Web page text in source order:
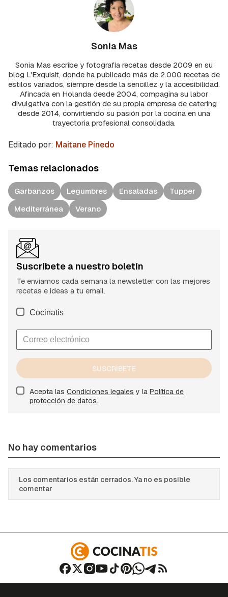
Sonia Mas
Sonia Mas escribe y fotografía recetas desde 2009 en su
blog L'Exquisit, donde ha publicado más de 2.000 recetas de
estilos variados, siempre desde la sencillez y la accesibilidad.
Afincada en Holanda desde 2004, compagina su labor
divulgativa con la gestión de su propia empresa de catering
desde 2014, convirtiendo su pasión por la cocina en una
trayectoria profesional consolidada.
Editado por: Maitane Pinedo
Temas relacionados
Garbanzos Legumbres Ensaladas
Tupper
Mediterránea
Verano
Suscríbete a nuestro boletín
Te enviamos cada semana la newsletter con las mejores
recetas e ideas a tu email.
Cocinatis
SUSCRÍBETE
Acepta las Condiciones legales y la Política de
protección de datos.
No hay comentarios
Los comentarios están cerrados. Ya no es posible
comentar